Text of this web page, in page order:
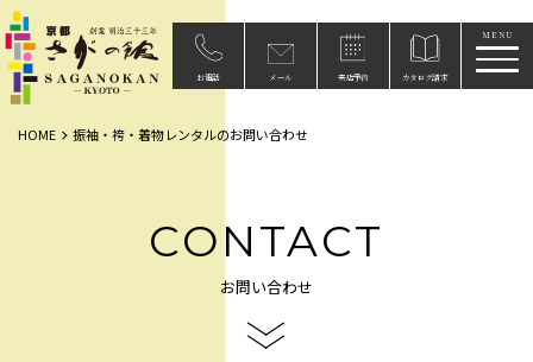
お電話 メール 来店予約 カタログ請求
HOME 振袖・袴・着物レンタルのお問い合わせ
CONTACT
お問い合わせ
メニ